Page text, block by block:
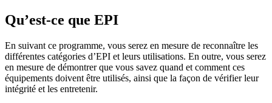
Qu’est-ce que EPI
En suivant ce programme, vous serez en mesure de reconnaître les
différentes catégories d’EPI et leurs utilisations. En outre, vous serez
en mesure de démontrer que vous savez quand et comment ces
équipements doivent être utilisés, ainsi que la façon de vérifier leur
intégrité et les entretenir.